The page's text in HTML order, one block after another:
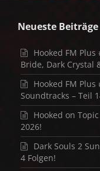
Neueste Beiträge
Hooked FM
Bride, Dark Crystal
Hooked FM
Soundtracks – Teil
Hooked on
2026!
Dark Souls 2
4 Folgen!